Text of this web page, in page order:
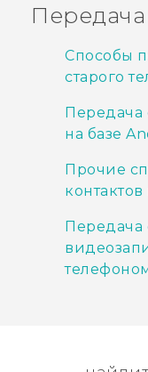
ПОДДЕРЖКА
Передача
Способы
старого
Передача
на базе
Прочие
Передача